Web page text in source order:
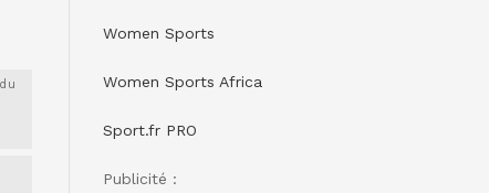
Women Sports
Women Sports Africa
Sport.fr PRO
Publicité :